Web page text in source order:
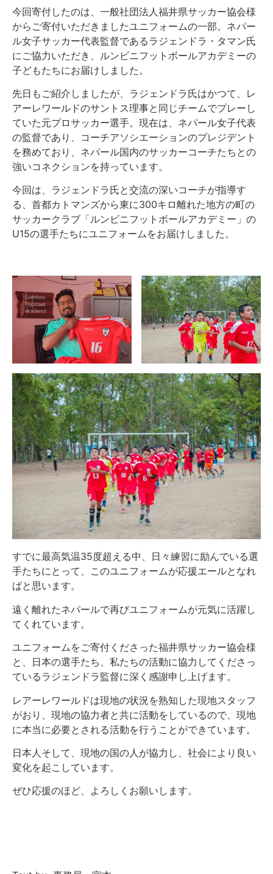
今回寄付したのは、一般社団法人福井県サッカー協会様
からご寄付いただきましたユニフォームの一部。ネパー
ル女子サッカー代表監督であるラジェンドラ・タマン氏
にご協力いただき、ルンビニフットボールアカデミーの
子どもたちにお届けしました。
先日もご紹介しましたが、ラジェンドラ氏はかつて、レ
アーレワールドのサントス理事と同じチームでプレーし
ていた元プロサッカー選手。現在は、ネパール女子代表
の監督であり、コーチアソシエーションのプレジデント
を務めており、ネパール国内のサッカーコーチたちとの
強いコネクションを持っています。
今回は、ラジェンドラ氏と交流の深いコーチが指導す
る、首都カトマンズから東に300キロ離れた地方の町の
サッカークラブ「ルンビニフットボールアカデミー」の
U15の選手たちにユニフォームをお届けしました。
すでに最高気温35度超える中、日々練習に励んでいる選
手たちにとって、このユニフォームが応援エールとなれ
ばと思います。
遠く離れたネパールで再びユニフォームが元気に活躍し
てくれています。
ユニフォームをご寄付くださった福井県サッカー協会様
と、日本の選手たち、私たちの活動に協力してくださっ
ているラジェンドラ監督に深く感謝申し上げます。
レアーレワールドは現地の状況を熟知した現地スタッフ
がおり、現地の協力者と共に活動をしているので、現地
に本当に必要とされる活動を行うことができています。
日本人そして、現地の国の人が協力し、社会により良い
変化を起こしています。
ぜひ応援のほど、よろしくお願いします。